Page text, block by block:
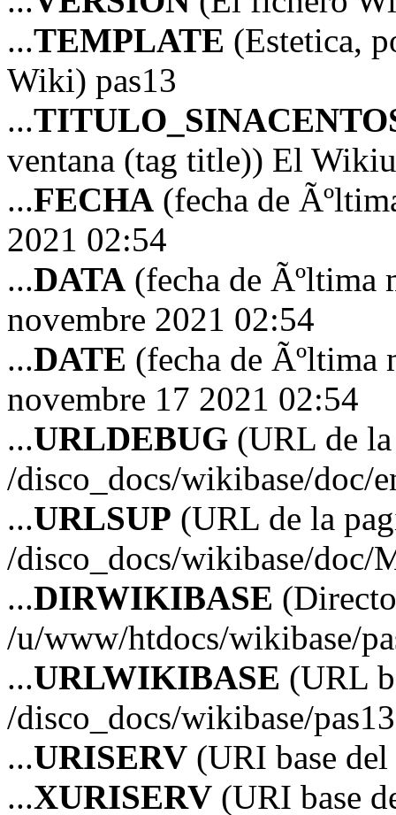
...TEMPLATE (Estetica,
Wiki) pas13
...
ventana (tag title)) El
...FECHA (fecha de
2021 02:54
...DATA (fecha de Ãºltima
novembre 2021 02:54
...DATE (fecha de
novembre 17 2021 02:54
...URLDEBUG (URL de
/disco_docs/wikibase/doc/
...URLSUP (URL de la
/disco_docs/wikibase/doc/
...DIRWIKIBASE
/u/www/htdocs/wikibase/
...URLWIKIBASE (URL
/disco_docs/wikibase/pas13
...URISERV (URI base
...XURISERV (URI base